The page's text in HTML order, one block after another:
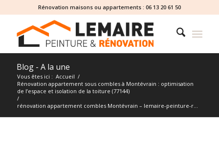
Rénovation maisons ou appartements : 06 13 20 61 50
Blog - A la une
Vous êtes ici : Accueil /
Rénovation appartement sous combles à Montévrain : optimisation
de l’espace et isolation de la toiture (77144)
/
rénovation appartement combles Montévrain – lemaire-peinture-r...